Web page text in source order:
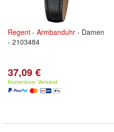
Regent - Armbanduhr - Damen
- 2103484
37,09 €
Kostenloser Versand